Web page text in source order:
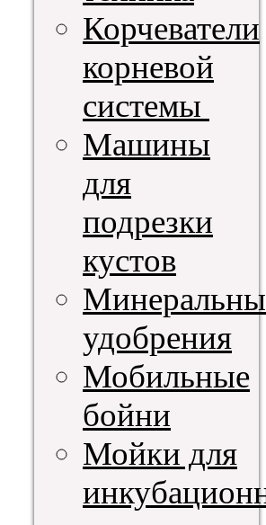
Корчеватели
корневой
системы
Машины
для
подрезки
кустов
удобрения
Мобильные
бойни
Мойки для